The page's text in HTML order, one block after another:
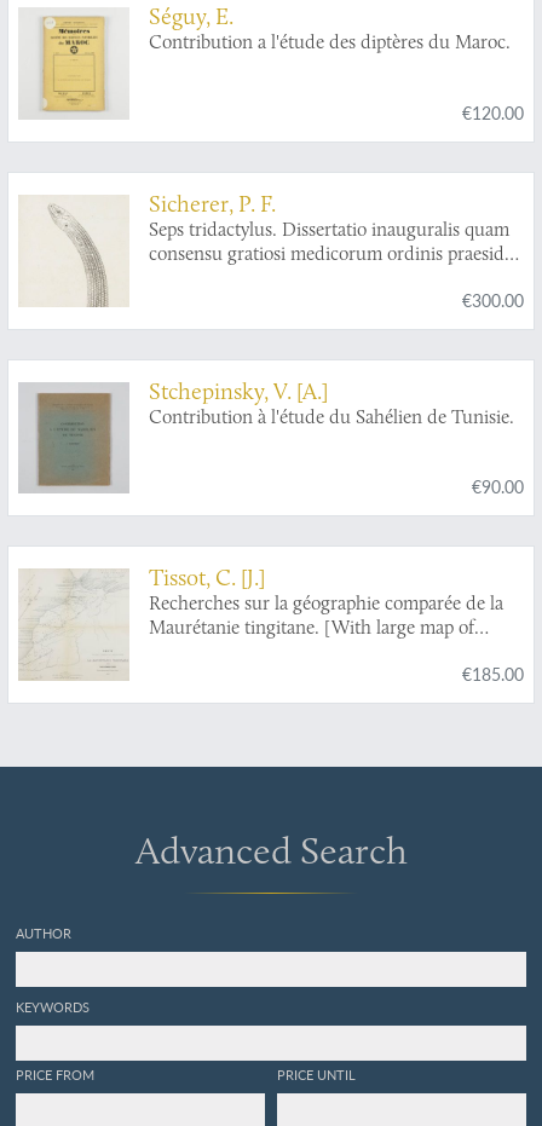
Séguy, E.
Contribution a l'étude des diptères du Maroc.
€120.00
Sicherer, P. F.
Seps tridactylus. Dissertatio inauguralis quam
consensu gratiosi medicorum ordinis praeside
€300.00
Stchepinsky, V. [A.]
Contribution à l'étude du Sahélien de Tunisie.
€90.00
Tissot, C. [J.]
Recherches sur la géographie comparée de la
Maurétanie tingitane. [With large map of
€185.00
Advanced Search
AUTHOR
KEYWORDS
PRICE FROM PRICE UNTIL